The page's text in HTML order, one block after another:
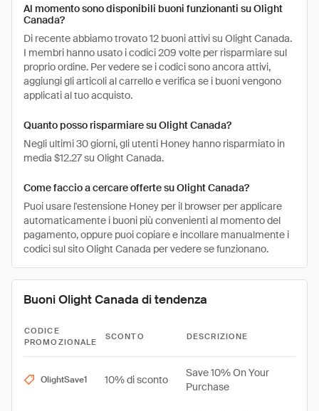
Al momento sono disponibili buoni funzionanti su Olight
Canada?
Di recente abbiamo trovato 12 buoni attivi su Olight Canada.
I membri hanno usato i codici 209 volte per risparmiare sul
proprio ordine. Per vedere se i codici sono ancora attivi,
aggiungi gli articoli al carrello e verifica se i buoni vengono
applicati al tuo acquisto.
Quanto posso risparmiare su Olight Canada?
Negli ultimi 30 giorni, gli utenti Honey hanno risparmiato in
media $12.27 su Olight Canada.
Come faccio a cercare offerte su Olight Canada?
Puoi usare l'estensione Honey per il browser per applicare
automaticamente i buoni più convenienti al momento del
pagamento, oppure puoi copiare e incollare manualmente i
codici sul sito Olight Canada per vedere se funzionano.
Buoni Olight Canada di tendenza
CODICE
PROMOZIONALE
SCONTO DESCRIZIONE
OlightSave1 10% di sconto
Save 10% On Your
Purchase